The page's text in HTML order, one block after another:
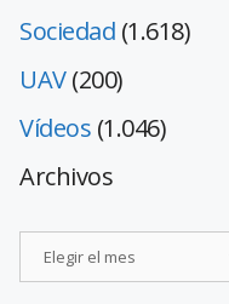
Sociedad (1.618)
UAV(200)
Vídeos (1.046)
Archivos